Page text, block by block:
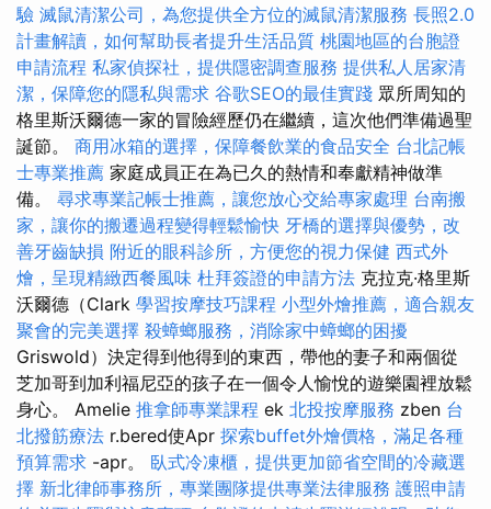
驗 滅鼠清潔公司，為您提供全方位的滅鼠清潔服務 長照2.0
計畫解讀，如何幫助長者提升生活品質 桃園地區的台胞證
申請流程 私家偵探社，提供隱密調查服務 提供私人居家清
潔，保障您的隱私與需求 谷歌SEO的最佳實踐 眾所周知的
格里斯沃爾德一家的冒險經歷仍在繼續，這次他們準備過聖
誕節。 商用冰箱的選擇，保障餐飲業的食品安全 台北記帳
士專業推薦 家庭成員正在為已久的熱情和奉獻精神做準
備。 尋求專業記帳士推薦，讓您放心交給專家處理 台南搬
家，讓你的搬遷過程變得輕鬆愉快 牙橋的選擇與優勢，改
善牙齒缺損 附近的眼科診所，方便您的視力保健 西式外
燴，呈現精緻西餐風味 杜拜簽證的申請方法 克拉克·格里斯
沃爾德（Clark 學習按摩技巧課程 小型外燴推薦，適合親友
聚會的完美選擇 殺蟑螂服務，消除家中蟑螂的困擾
Griswold）決定得到他得到的東西，帶他的妻子和兩個從
芝加哥到加利福尼亞的孩子在一個令人愉悅的遊樂園裡放鬆
身心。 Amelie 推拿師專業課程 ek 北投按摩服務 zben 台
北撥筋療法 r.bered使Apr 探索buffet外燴價格，滿足各種
預算需求 -apr。 臥式冷凍櫃，提供更加節省空間的冷藏選
擇 新北律師事務所，專業團隊提供專業法律服務 護照申請